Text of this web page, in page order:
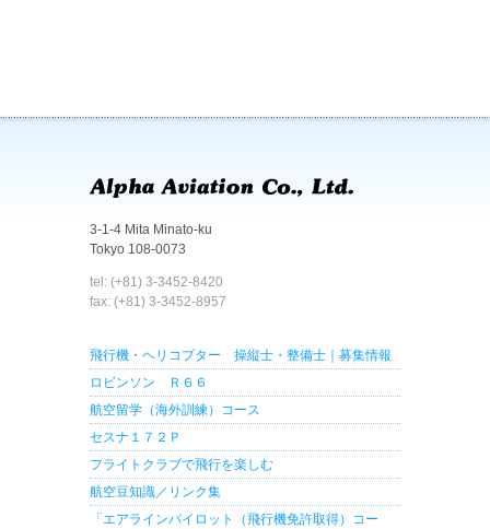
3-1-4 Mita Minato-ku
Tokyo 108-0073
tel: (+81) 3-3452-8420
fax: (+81) 3-3452-8957
飛行機・ヘリコプター 操縦士・整備士｜募集情報
ロビンソン Ｒ６６
航空留学（海外訓練）コース
セスナ１７２Ｐ
フライトクラブで飛行を楽しむ
航空豆知識／リンク集
「エアラインパイロット（飛行機免許取得）コー